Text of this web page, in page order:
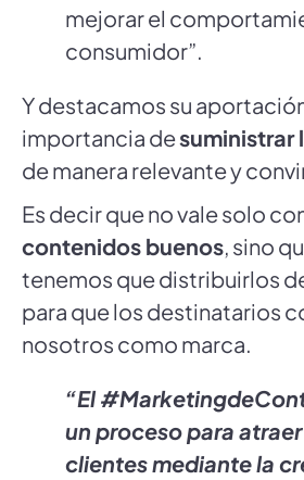
mejorar el
consumidor”.
Y destacamos su
importancia desuministrar
de manera relevante y
Es decir que no vale solo
contenidos buenos, sino
tenemos que distribuirlos
para que los destinatarios
nosotros como marca.
“El
un proceso para
clientes mediante la